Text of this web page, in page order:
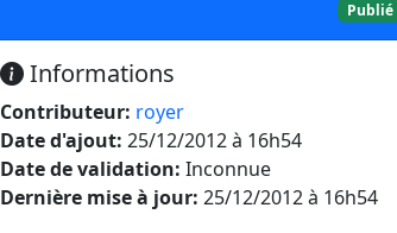
Publié
Informations
Contributeur: royer
Date d'ajout: 25/12/2012 à 16h54
Date de validation: Inconnue
Dernière mise à jour: 25/12/2012 à 16h54